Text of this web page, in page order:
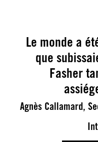
Le monde a
que
Fasher
Agnès Callamard,